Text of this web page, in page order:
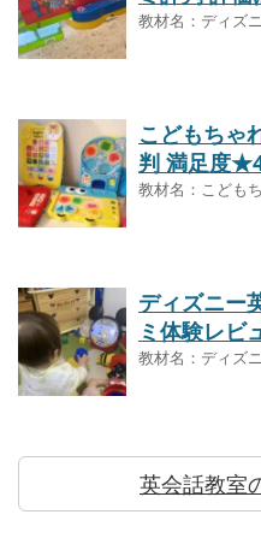
教材名：ディズ
こどもちゃ
判 満足度
教材名：こども
ディズニー
ミ体験レビ
教材名：ディズ
英会話教室